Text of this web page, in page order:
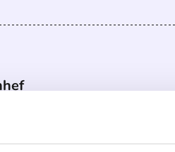
De heer Mevrouw